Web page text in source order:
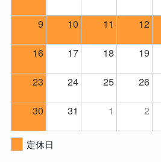
9 10 11 12
16
17 18 19
23
24 25 26
30
31 1 2
定休日